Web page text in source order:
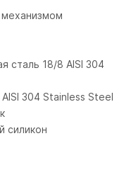
механизмом
сталь 18/8 AISI 304
304 Stainless Steel
силикон